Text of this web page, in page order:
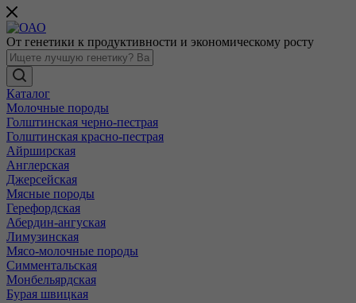
От генетики к продуктивности и экономическому росту
Каталог
Молочные породы
Голштинская черно-пестрая
Голштинская красно-пестрая
Айрширская
Англерская
Джерсейская
Мясные породы
Герефордская
Абердин-ангуская
Лимузинская
Мясо-молочные породы
Симментальская
Монбельярдская
Бурая швицкая